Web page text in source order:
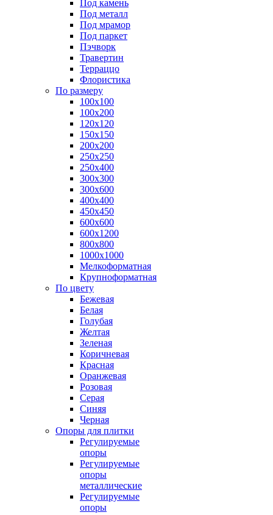
Под камень
Под металл
Под мрамор
Под паркет
Пэчворк
Травертин
Терраццо
Флористика
По размеру
100х100
100х200
120х120
150х150
200х200
250х250
250х400
300х300
300х600
400х400
450х450
600х600
600х1200
800х800
1000х1000
Мелкоформатная
Крупноформатная
По цвету
Бежевая
Белая
Голубая
Желтая
Зеленая
Коричневая
Красная
Оранжевая
Розовая
Серая
Синяя
Черная
Опоры для плитки
Регулируемые
опоры
Регулируемые
опоры
металлические
Регулируемые
опоры